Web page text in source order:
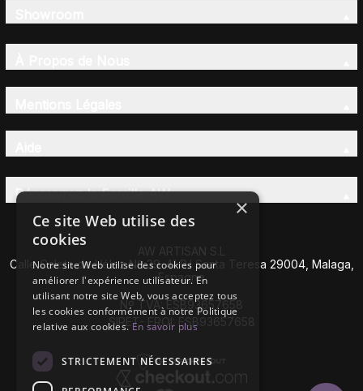
Découvrez la Famille AW
AW ARTISAN S.L
Calle Caleta de Vélez Nº 39-41 P.I Santa Teresa 29004, Malaga,
Espagne
Nº TVA: ESB93657658
SIRET- EROI: ESB93657658
×
Ce site Web utilise des
cookies
Notre site Web utilise des cookies pour
améliorer l'expérience utilisateur. En
utilisant notre site Web, vous acceptez tous
les cookies conformément à notre Politique
relative aux cookies.En savoir plus
STRICTEMENT NÉCESSAIRES